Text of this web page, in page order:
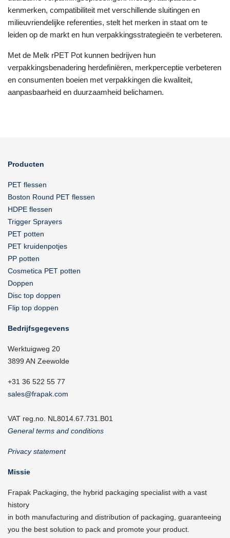
kenmerken, compatibiliteit met verschillende sluitingen en
milieuvriendelijke referenties, stelt het merken in staat om te
leiden op de markt en hun verpakkingsstrategieën te verbeteren.
Met de Melk rPET Pot kunnen bedrijven hun
verpakkingsbenadering herdefiniëren, merkperceptie verbeteren
en consumenten boeien met verpakkingen die kwaliteit,
aanpasbaarheid en duurzaamheid belichamen.
Producten
PET flessen
Boston Round PET flessen
HDPE flessen
Trigger Sprayers
PET potten
PET kruidenpotjes
PP potten
Cosmetica PET potten
Doppen
Disc top doppen
Flip top doppen
Bedrijfsgegevens
Werktuigweg 20
3899 AN Zeewolde
+31 36 522 55 77
sales@frapak.com
VAT reg.no. NL8014.67.731.B01
General terms and conditions
Privacy statement
Missie
Frapak Packaging, the hybrid packaging specialist with a vast
history
in both manufacturing and distribution of packaging, guaranteeing
you the best solution to pack and promote your product.